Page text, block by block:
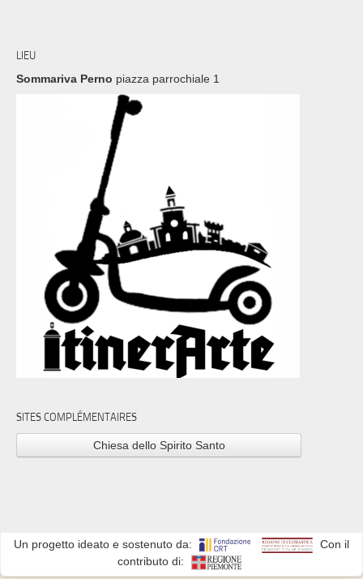
LIEU
Sommariva Perno piazza parrochiale 1
SITES COMPLÉMENTAIRES
Chiesa dello Spirito Santo
Un progetto ideato e sostenuto da:
Con il
contributo di: